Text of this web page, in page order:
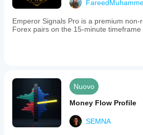
Emperor Signals Pro is a premium
Forex pairs on the 15-minute timeframe
Nuovo
Money Flow Profile
SEMNA